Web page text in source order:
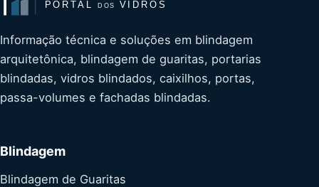
Informação técnica e soluções em blindagem
arquitetônica, blindagem de guaritas, portarias
blindadas, vidros blindados, caixilhos, portas,
passa-volumes e fachadas blindadas.
Blindagem
Blindagem de Guaritas